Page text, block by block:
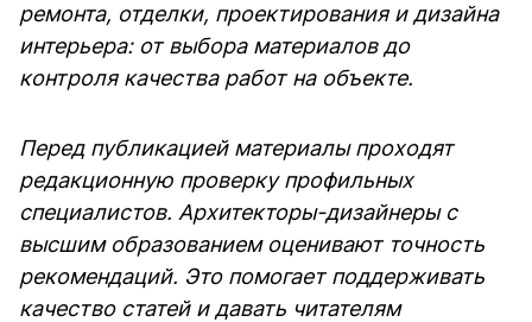
ремонта, отделки, проектирования и дизайна
интерьера: от выбора материалов до
контроля качества работ на объекте.
Перед публикацией материалы проходят
редакционную проверку профильных
специалистов. Архитекторы-дизайнеры с
высшим образованием оценивают точность
рекомендаций. Это помогает поддерживать
качество статей и давать читателям